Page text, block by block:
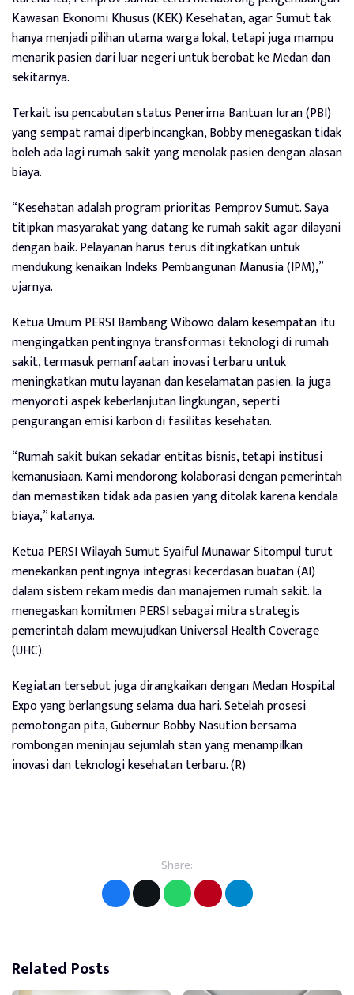
Kawasan Ekonomi Khusus (KEK) Kesehatan, agar Sumut tak
hanya menjadi pilihan utama warga lokal, tetapi juga mampu
menarik pasien dari luar negeri untuk berobat ke Medan dan
sekitarnya.
Terkait isu pencabutan status Penerima Bantuan Iuran (PBI)
yang sempat ramai diperbincangkan, Bobby menegaskan tidak
boleh ada lagi rumah sakit yang menolak pasien dengan alasan
biaya.
“Kesehatan adalah program prioritas Pemprov Sumut. Saya
titipkan masyarakat yang datang ke rumah sakit agar dilayani
dengan baik. Pelayanan harus terus ditingkatkan untuk
mendukung kenaikan Indeks Pembangunan Manusia (IPM),”
ujarnya.
Ketua Umum PERSI Bambang Wibowo dalam kesempatan itu
mengingatkan pentingnya transformasi teknologi di rumah
sakit, termasuk pemanfaatan inovasi terbaru untuk
meningkatkan mutu layanan dan keselamatan pasien. Ia juga
menyoroti aspek keberlanjutan lingkungan, seperti
pengurangan emisi karbon di fasilitas kesehatan.
“Rumah sakit bukan sekadar entitas bisnis, tetapi institusi
kemanusiaan. Kami mendorong kolaborasi dengan pemerintah
dan memastikan tidak ada pasien yang ditolak karena kendala
biaya,” katanya.
Ketua PERSI Wilayah Sumut Syaiful Munawar Sitompul turut
menekankan pentingnya integrasi kecerdasan buatan (AI)
dalam sistem rekam medis dan manajemen rumah sakit. Ia
menegaskan komitmen PERSI sebagai mitra strategis
pemerintah dalam mewujudkan Universal Health Coverage
(UHC).
Kegiatan tersebut juga dirangkaikan dengan Medan Hospital
Expo yang berlangsung selama dua hari. Setelah prosesi
pemotongan pita, Gubernur Bobby Nasution bersama
rombongan meninjau sejumlah stan yang menampilkan
inovasi dan teknologi kesehatan terbaru. (R)
Share:
Related Posts